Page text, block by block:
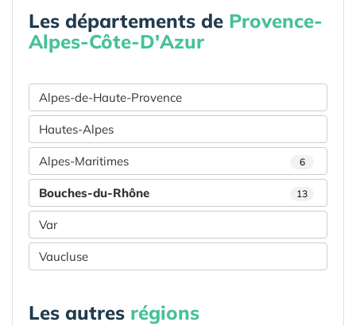
Les départements de Provence-
Alpes-Côte-D'Azur
Alpes-de-Haute-Provence
Hautes-Alpes
Alpes-Maritimes 6
Bouches-du-Rhône 13
Var
Vaucluse
Les autres régions